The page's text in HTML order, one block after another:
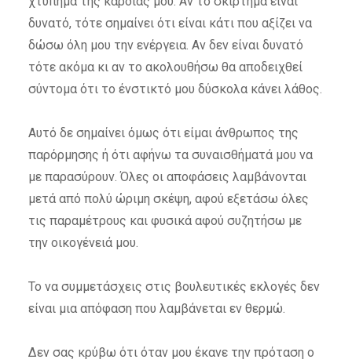
δυνατό, τότε σημαίνει ότι είναι κάτι που αξίζει να
δώσω όλη μου την ενέργεια. Αν δεν είναι δυνατό
τότε ακόμα κι αν το ακολουθήσω θα αποδειχθεί
σύντομα ότι το ένστικτό μου δύσκολα κάνει λάθος.
Αυτό δε σημαίνει όμως ότι είμαι άνθρωπος της
παρόρμησης ή ότι αφήνω τα συναισθήματά μου να
με παρασύρουν. Όλες οι αποφάσεις λαμβάνονται
μετά από πολύ ώριμη σκέψη, αφού εξετάσω όλες
τις παραμέτρους και φυσικά αφού συζητήσω με
την οικογένειά μου.
Το να συμμετάσχεις στις βουλευτικές εκλογές δεν
είναι μια απόφαση που λαμβάνεται εν θερμώ.
Δεν σας κρύβω ότι όταν μου έκανε την πρόταση ο